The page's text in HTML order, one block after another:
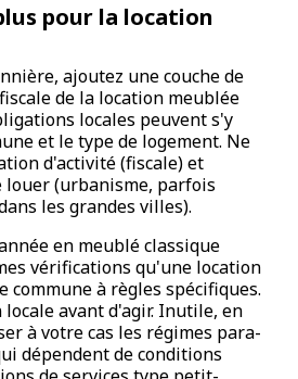
pour la location
ajoutez une couche de
de la location meublée
locales peuvent s'y
et le type de logement. Ne
d'activité (fiscale) et
(urbanisme, parfois
les grandes villes).
en meublé classique
vérifications qu'une location
commune à règles spécifiques.
avant d'agir. Inutile, en
à votre cas les régimes para-
dépendent de conditions